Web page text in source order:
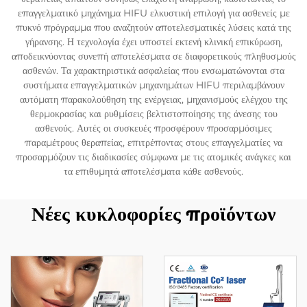
επαγγελματικό μηχάνημα HIFU ελκυστική επιλογή για ασθενείς με
πυκνό πρόγραμμα που αναζητούν αποτελεσματικές λύσεις κατά της
γήρανσης. Η τεχνολογία έχει υποστεί εκτενή κλινική επικύρωση,
αποδεικνύοντας συνεπή αποτελέσματα σε διαφορετικούς πληθυσμούς
ασθενών. Τα χαρακτηριστικά ασφαλείας που ενσωματώνονται στα
συστήματα επαγγελματικών μηχανημάτων HIFU περιλαμβάνουν
αυτόματη παρακολούθηση της ενέργειας, μηχανισμούς ελέγχου της
θερμοκρασίας και ρυθμίσεις βελτιστοποίησης της άνεσης του
ασθενούς. Αυτές οι συσκευές προσφέρουν προσαρμόσιμες
παραμέτρους θεραπείας, επιτρέποντας στους επαγγελματίες να
προσαρμόζουν τις διαδικασίες σύμφωνα με τις ατομικές ανάγκες και
τα επιθυμητά αποτελέσματα κάθε ασθενούς.
Νέες κυκλοφορίες προϊόντων